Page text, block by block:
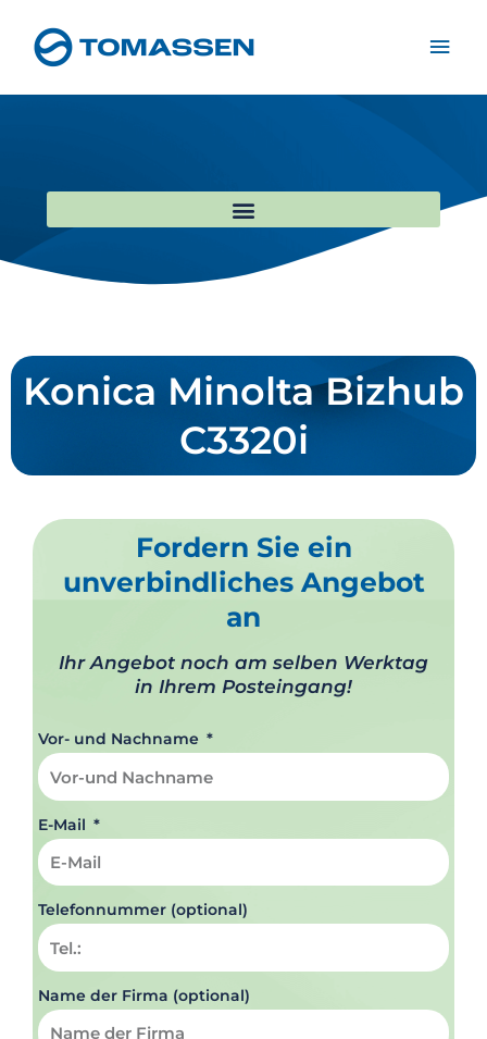
Inhalt
springen
Konica Minolta Bizhub
C3320i
Fordern Sie ein
unverbindliches Angebot
an
Ihr Angebot noch am selben Werktag
in Ihrem Posteingang!
Vor- und Nachname
E-Mail
Telefonnummer (optional)
Name der Firma (optional)